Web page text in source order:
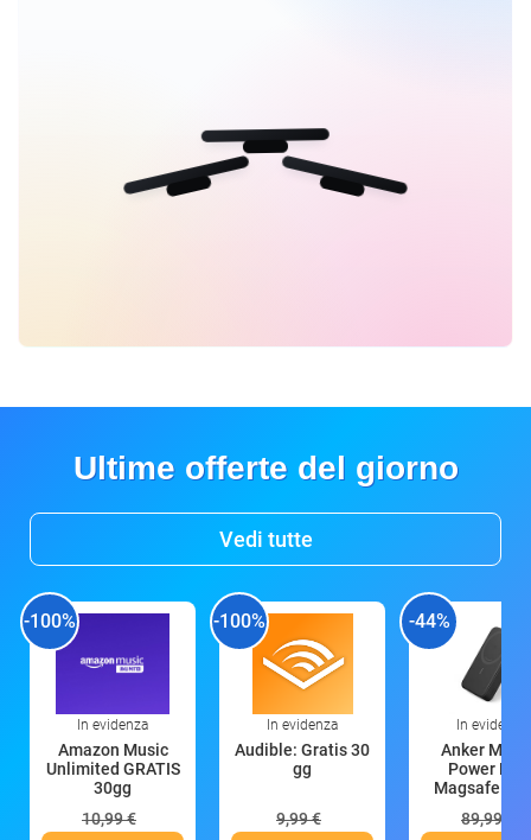
Ultime offerte del giorno
Vedi tutte
-100%
In evidenza
Amazon Music
Unlimited GRATIS
30gg
10,99 €
-100%
In evidenza
Audible: Gratis 30
gg
9,99 €
-44%
In evidenza
Anker
Power
Magsafe
89,99 €